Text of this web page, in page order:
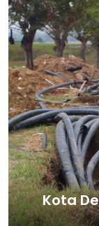
Kota